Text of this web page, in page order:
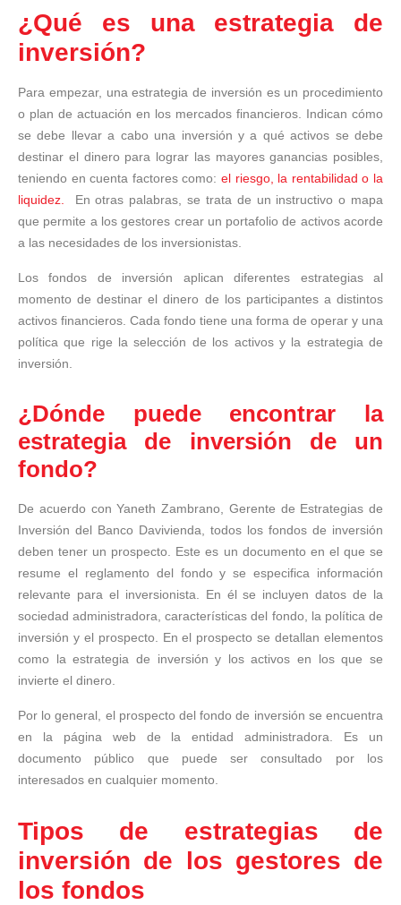
¿Qué es una estrategia de
inversión?
Para empezar, una estrategia de inversión es un procedimiento
o plan de actuación en los mercados financieros. Indican cómo
se debe llevar a cabo una inversión y a qué activos se debe
destinar el dinero para lograr las mayores ganancias posibles,
teniendo en cuenta factores como: el riesgo, la rentabilidad o la
liquidez. En otras palabras, se trata de un instructivo o mapa
que permite a los gestores crear un portafolio de activos acorde
a las necesidades de los inversionistas.
Los fondos de inversión aplican diferentes estrategias al
momento de destinar el dinero de los participantes a distintos
activos financieros. Cada fondo tiene una forma de operar y una
política que rige la selección de los activos y la estrategia de
inversión.
¿Dónde puede encontrar la
estrategia de inversión de un
fondo?
De acuerdo con Yaneth Zambrano, Gerente de Estrategias de
Inversión del Banco Davivienda, todos los fondos de inversión
deben tener un prospecto. Este es un documento en el que se
resume el reglamento del fondo y se especifica información
relevante para el inversionista. En él se incluyen datos de la
sociedad administradora, características del fondo, la política de
inversión y el prospecto. En el prospecto se detallan elementos
como la estrategia de inversión y los activos en los que se
invierte el dinero.
Por lo general, el prospecto del fondo de inversión se encuentra
en la página web de la entidad administradora. Es un
documento público que puede ser consultado por los
interesados en cualquier momento.
Tipos de estrategias de
inversión de los gestores de
los fondos